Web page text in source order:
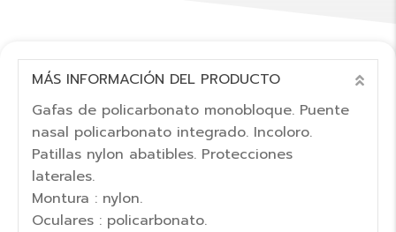
MÁS INFORMACIÓN DEL PRODUCTO
Gafas de policarbonato monobloque. Puente
nasal policarbonato integrado. Incoloro.
Patillas nylon abatibles. Protecciones
laterales.
Montura : nylon.
Oculares : policarbonato.